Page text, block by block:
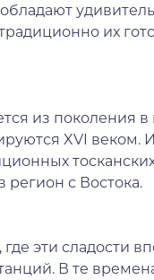
их
из поколения
XVI веком.
с Востока.
эти сладости
В те